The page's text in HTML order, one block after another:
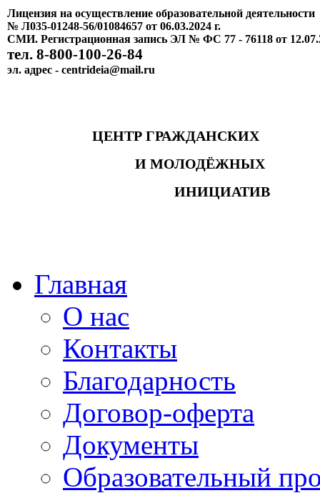
Лицензия на осуществление образовательной деятельности
№ Л035-01248-56/01084657 от 06.03.2024 г.
СМИ. Регистрационная запись ЭЛ № ФС 77 - 76118 от
тел. 8-800-100-26-84
эл. адрес - centrideia@mail.ru
ЦЕНТР ГРАЖДАНСКИХ
И МОЛОДЁЖНЫХ
ИНИЦИАТИВ
Главная
О нас
Контакты
Благодарность
Договор-оферта
Документы
Образовательный